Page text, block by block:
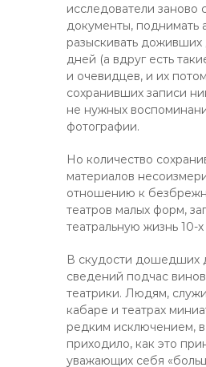
исследователи заново
документы, поднимать
разыскивать
дней (а вдруг есть
и очевидцев, и их
сохранивших записи
не нужных
фотографии.
Но количество
материалов
отношению к
театров малых форм,
театральную жизнь 10-х
В скудости дошедших
сведений подчас
театрики. Людям,
кабаре и театрах
редким исключением, в
приходило, как это
уважающих себя